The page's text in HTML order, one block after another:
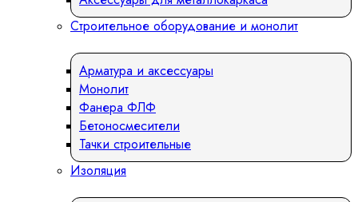
Строительное оборудование и монолит
Арматура и аксессуары
Монолит
Фанера ФЛФ
Бетоносмесители
Тачки строительные
Изоляция